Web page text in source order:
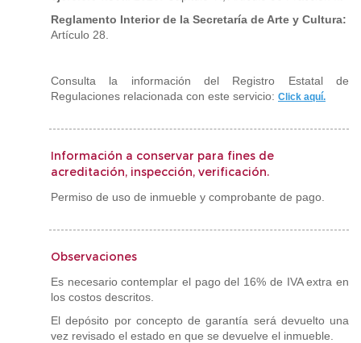
Reglamento Interior de la Secretaría de Arte y Cultura:
Artículo 28.
Consulta la información del Registro Estatal de
Regulaciones relacionada con este servicio: Click aquí.
Información a conservar para fines de
acreditación, inspección, verificación.
Permiso de uso de inmueble y comprobante de pago.
Observaciones
Es necesario contemplar el pago del 16% de IVA extra en
los costos descritos.
El depósito por concepto de garantía será devuelto una
vez revisado el estado en que se devuelve el inmueble.